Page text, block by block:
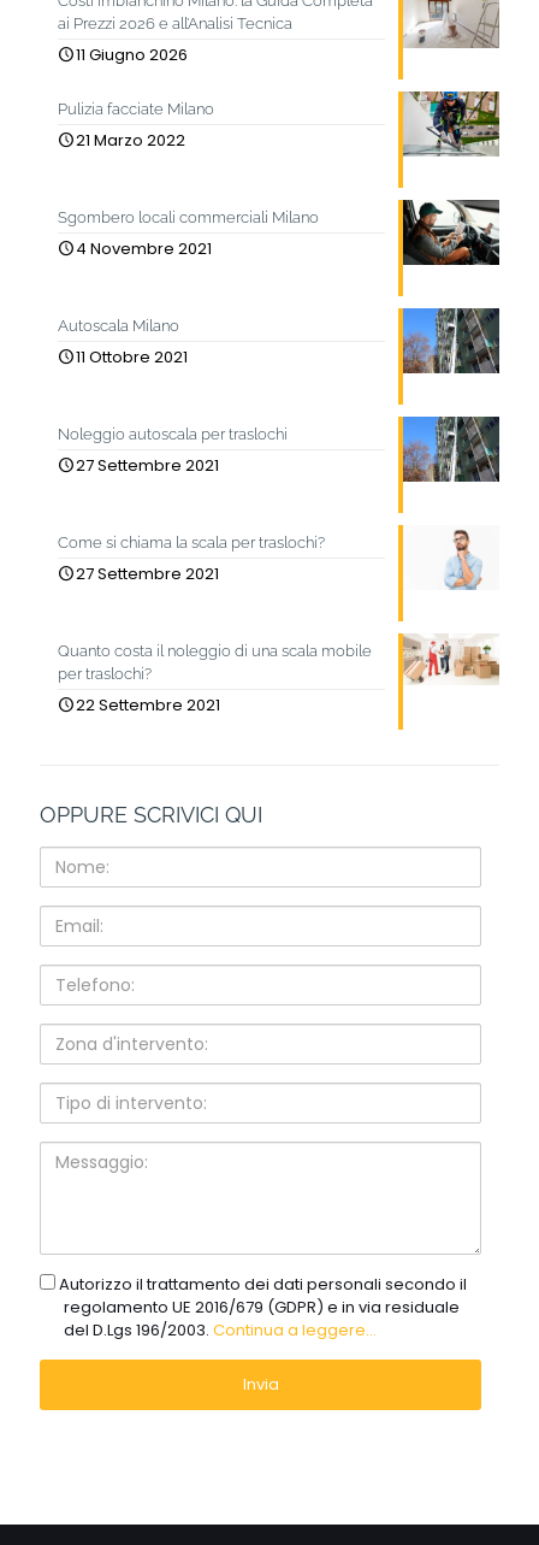
ai Prezzi 2026 e all’Analisi Tecnica
11 Giugno 2026
Pulizia facciate Milano
21 Marzo 2022
Sgombero locali commerciali Milano
4 Novembre 2021
Autoscala Milano
11 Ottobre 2021
Noleggio autoscala per traslochi
27 Settembre 2021
Come si chiama la scala per traslochi?
27 Settembre 2021
Quanto costa il noleggio di una scala mobile
per traslochi?
22 Settembre 2021
OPPURE SCRIVICI QUI
Nome:
Email:
Telefono:
Zona
d'intervento:
Tipo
intervento:
Messaggio:
gdprAutorizzo il trattamento dei dati personali secondo il
regolamento UE 2016/679 (GDPR) e in via residuale
del D.Lgs 196/2003. Continua a leggere...